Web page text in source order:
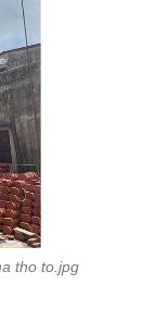
tho to.jpg